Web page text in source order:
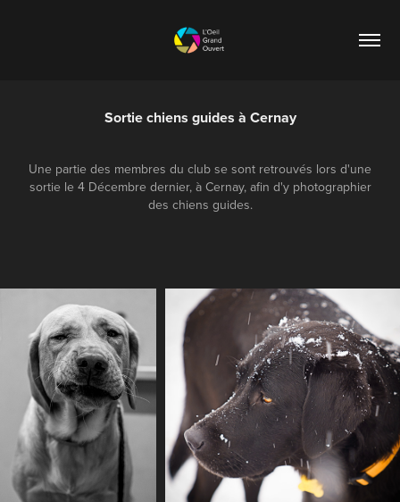
Sortie chiens guides à Cernay
Une partie des membres du club se sont retrouvés lors d'une
sortie le 4 Décembre dernier, à Cernay, afin d'y photographier
des chiens guides.